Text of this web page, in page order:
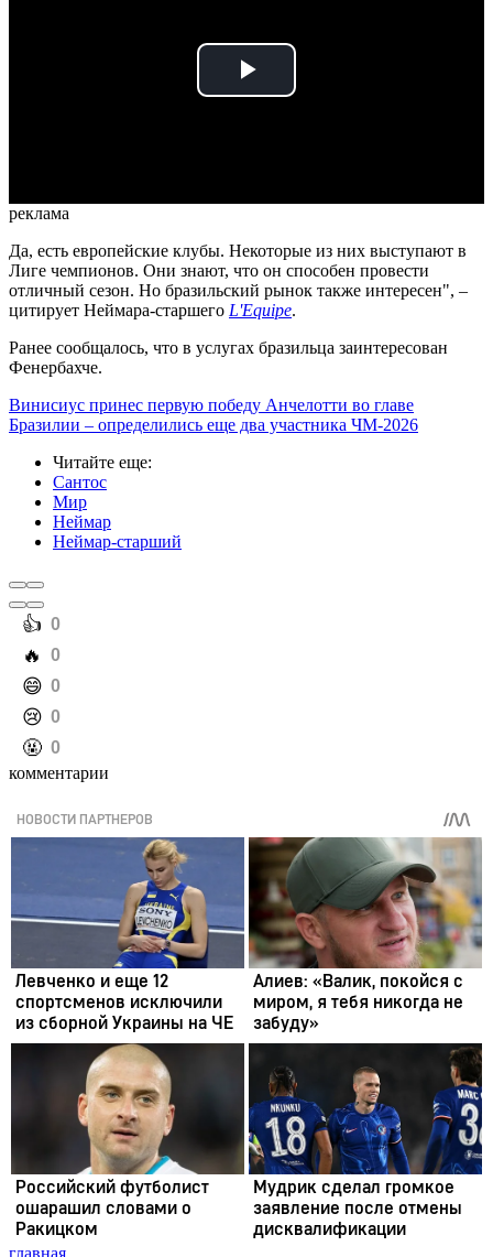
Play
реклама
Да, есть европейские клубы. Некоторые из них выступают в
Лиге чемпионов. Они знают, что он способен провести
отличный сезон. Но бразильский рынок также интересен", –
цитирует Неймара-старшего L'Equipe.
Ранее сообщалось, что в услугах бразильца заинтересован
Фенербахче.
Винисиус принес первую победу Анчелотти во главе
Бразилии – определились еще два участника ЧМ-2026
Читайте еще:
Сантос
Мир
Неймар
Неймар-старший
️👍 0
️🔥 0
️😄 0
️😢 0
️🤬 0
комментарии
главная